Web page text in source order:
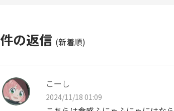
件の返信 (新着順)
こーし
2024/11/18 01:09